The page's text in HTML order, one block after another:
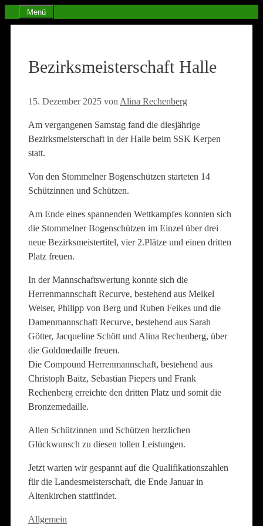
Inhalt
Menü
Bezirksmeisterschaft Halle
15. Dezember 2025 von Alina Rechenberg
Am vergangenen Samstag fand die diesjährige
Bezirksmeisterschaft in der Halle beim SSK Kerpen
statt.
Von den Stommelner Bogenschützen starteten 14
Schützinnen und Schützen.
Am Ende eines spannenden Wettkampfes konnten sich
die Stommelner Bogenschützen im Einzel über drei
neue Bezirksmeistertitel, vier 2.Plätze und einen dritten
Platz freuen.
In der Mannschaftswertung konnte sich die
Herrenmannschaft Recurve, bestehend aus Meikel
Weiser, Philipp von Berg und Ruben Feikes und die
Damenmannschaft Recurve, bestehend aus Sarah
Götter, Jacqueline Schött und Alina Rechenberg, über
die Goldmedaille freuen.
Die Compound Herrenmannschaft, bestehend aus
Christoph Baitz, Sebastian Piepers und Frank
Rechenberg erreichte den dritten Platz und somit die
Bronzemedaille.
Allen Schützinnen und Schützen herzlichen
Glückwunsch zu diesen tollen Leistungen.
Jetzt warten wir gespannt auf die Qualifikationszahlen
für die Landesmeisterschaft, die Ende Januar in
Altenkirchen stattfindet.
Kategorien
Allgemein